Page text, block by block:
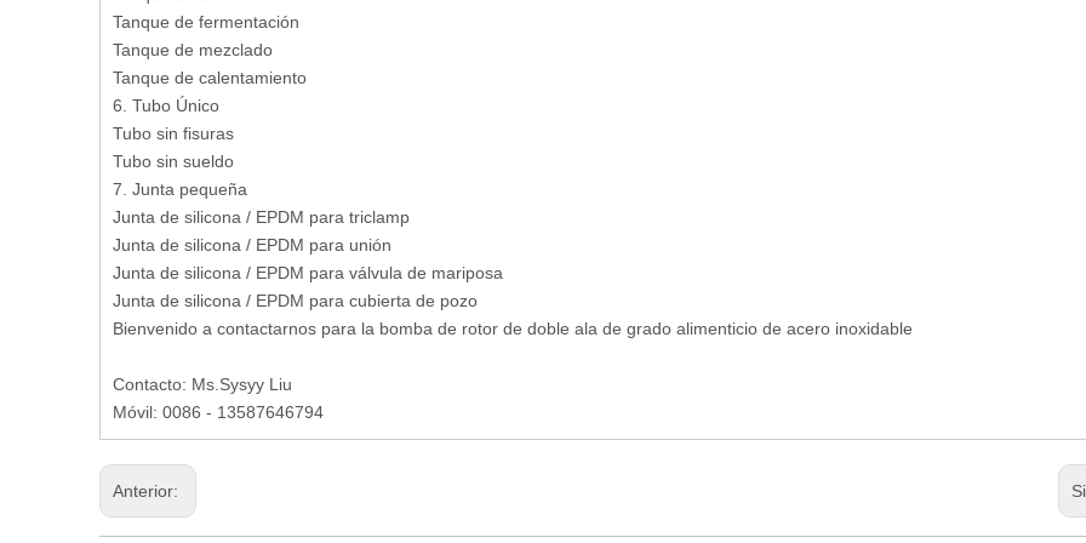
Tanque de fermentación
Tanque de mezclado
Tanque de calentamiento
6. Tubo Único
Tubo sin fisuras
Tubo sin sueldo
7. Junta pequeña
Junta de silicona / EPDM para triclamp
Junta de silicona / EPDM para unión
Junta de silicona / EPDM para válvula de mariposa
Junta de silicona / EPDM para cubierta de pozo
Bienvenido a contactarnos para la bomba de rotor de doble ala de grado alimenticio de acero inoxidable
Contacto: Ms.Sysyy Liu
Móvil: 0086 - 13587646794
Anterior: